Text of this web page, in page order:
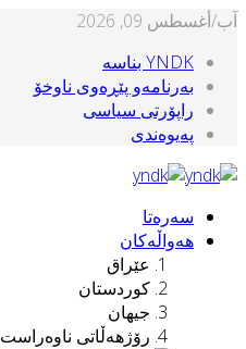
آب/أغسطس 09, 2026
YNDK بناسه‌
بەرنامەو پێڕەوی ناوخۆ
راپۆرتی سیاسی
پەیوەندی
سەرەتا
هەواڵەکان
عێراق
کوردستان
جیهان
رۆژهەڵاتی ناوەراست